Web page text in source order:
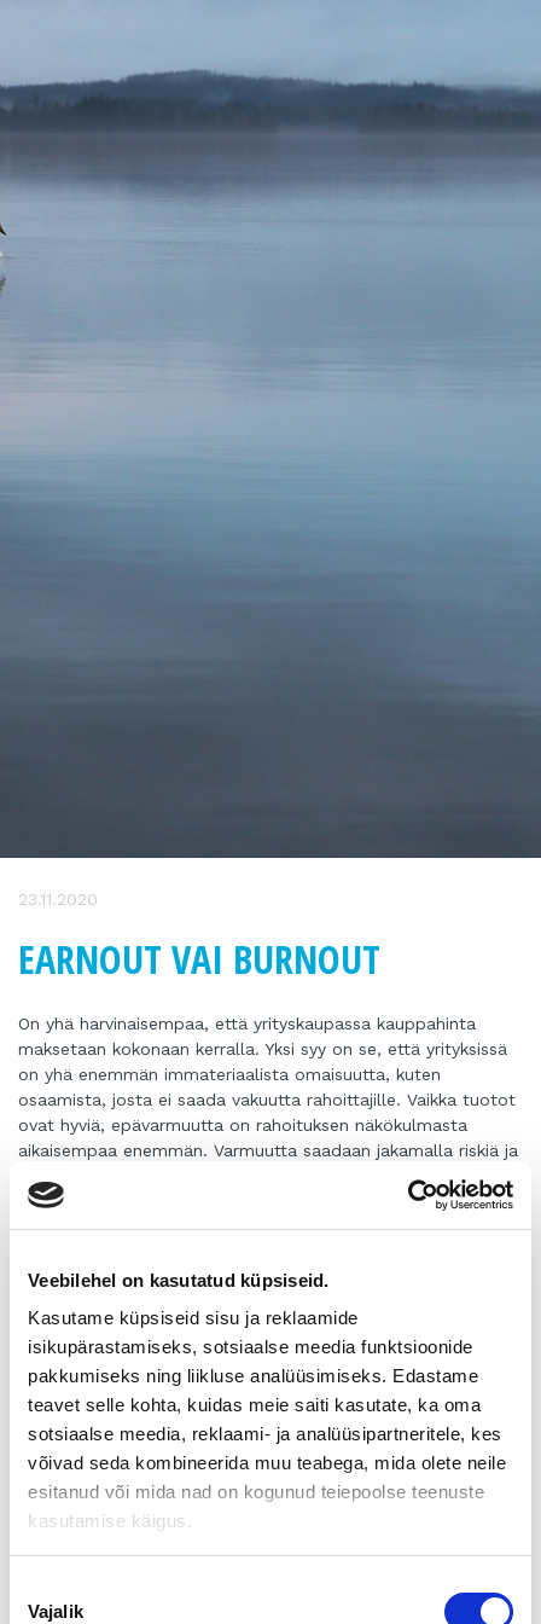
Veebilehel on kasutatud küpsiseid.
Kasutame küpsiseid sisu ja reklaamide
isikupärastamiseks, sotsiaalse meedia funktsioonide
pakkumiseks ning liikluse analüüsimiseks. Edastame
teavet selle kohta, kuidas meie saiti kasutate, ka oma
sotsiaalse meedia, reklaami- ja analüüsipartneritele, kes
võivad seda kombineerida muu teabega, mida olete neile
esitanud või mida nad on kogunud teiepoolse teenuste
kasutamise käigus.
valik
Vajalik
23.11.2020
EARNOUT VAI BURNOUT
On yhä harvinaisempaa, että yrityskaupassa kauppahinta
maksetaan kokonaan kerralla. Yksi syy on se, että yrityksissä
on yhä enemmän immateriaalista omaisuutta, kuten
osaamista, josta ei saada vakuutta rahoittajille. Vaikka tuotot
ovat hyviä, epävarmuutta on rahoituksen näkökulmasta
aikaisempaa enemmän. Varmuutta saadaan jakamalla riskiä ja
se tapahtuu vaiheistamalla kauppahinnan maksua. Puhutaan
earnouteista ja maksujärjestelyistä. Yrityskauppa onnistuu, kun
osataan sopivasti joustaa.
Earnoutin kaksi puolta
Tulokseen tai liikevaihtoon sidotulla earnoutilla on monia
hyvä puolia sen lisäksi, että sillä saadaan kauppa yleensä
syntymään. Myyjällä on mahdollisuus saada paras
mahdollinen kauppahinta. Veroja ja kauppahintaa maksetaan
sitä mukaa kun rahaa tulee.
Mitalilla on tässäkin toinen puoli. Myyjää saattaa harmittaa,
kun kauppahinnasta maksetaan varmuudella vain osa. Kaupan
jälkeen tulevat tuotot ovat yksin ostajan käsissä, eikä myyjä
tai tuottamuksella, syntyy riita. Earnout tekee kauppakirjasta
erittäin haastavan, jos tällaiset riidat halutaan välttää.